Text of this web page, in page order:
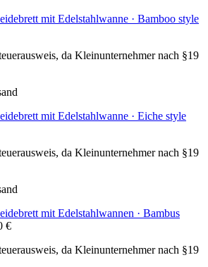
mit Edelstahlwanne · Bamboo style
da Kleinunternehmer nach §19
mit Edelstahlwanne · Eiche style
da Kleinunternehmer nach §19
mit Edelstahlwannen · Bambus
€
da Kleinunternehmer nach §19